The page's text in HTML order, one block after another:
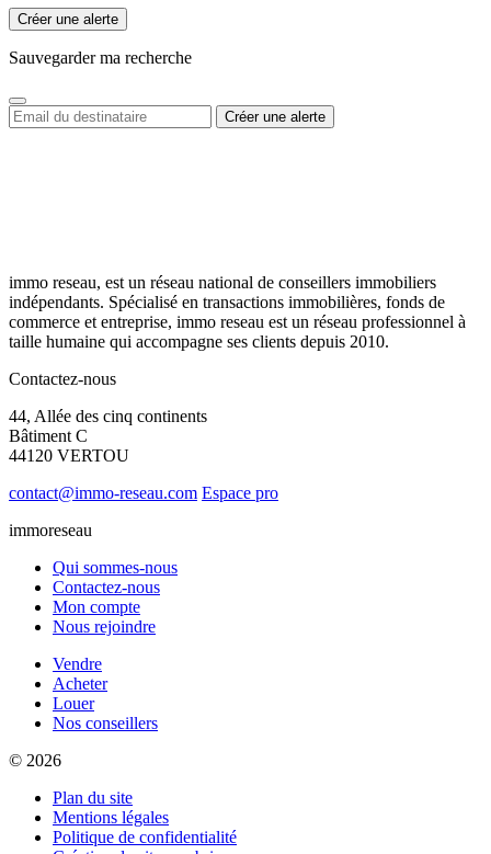
Créer une alerte
Sauvegarder ma recherche
immo reseau, est un réseau national de conseillers immobiliers
indépendants. Spécialisé en transactions immobilières, fonds de
commerce et entreprise, immo reseau est un réseau professionnel à
taille humaine qui accompagne ses clients depuis 2010.
Contactez-nous
44, Allée des cinq continents
Bâtiment C
44120 VERTOU
contact@immo-reseau.com Espace pro
immoreseau
Qui sommes-nous
Contactez-nous
Mon compte
Nous rejoindre
Vendre
Acheter
Louer
Nos conseillers
© 2026
Plan du site
Mentions légales
Politique de confidentialité